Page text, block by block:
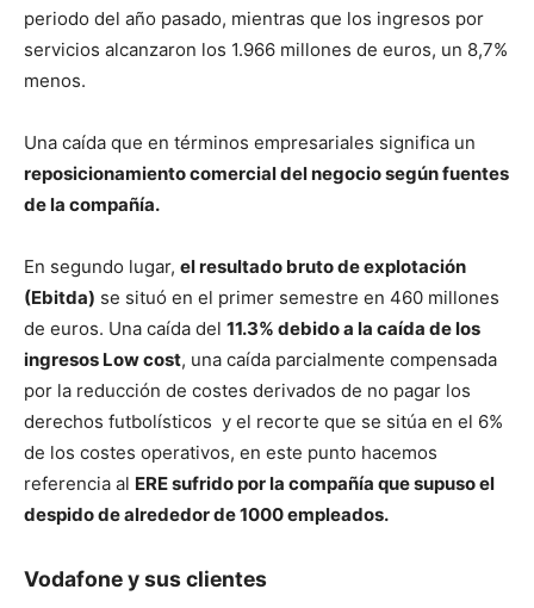
periodo del año pasado, mientras que los ingresos por
servicios alcanzaron los 1.966 millones de euros, un 8,7%
menos.
Una caída que en términos empresariales significa un
reposicionamiento comercial del negocio según fuentes
de la compañía.
En segundo lugar, el resultado bruto de explotación
(Ebitda) se situó en el primer semestre en 460 millones
de euros. Una caída del 11.3% debido a la caída de los
ingresos Low cost, una caída parcialmente compensada
por la reducción de costes derivados de no pagar los
derechos futbolísticos y el recorte que se sitúa en el 6%
de los costes operativos, en este punto hacemos
referencia al ERE sufrido por la compañía que supuso el
despido de alrededor de 1000 empleados.
Vodafone y sus clientes